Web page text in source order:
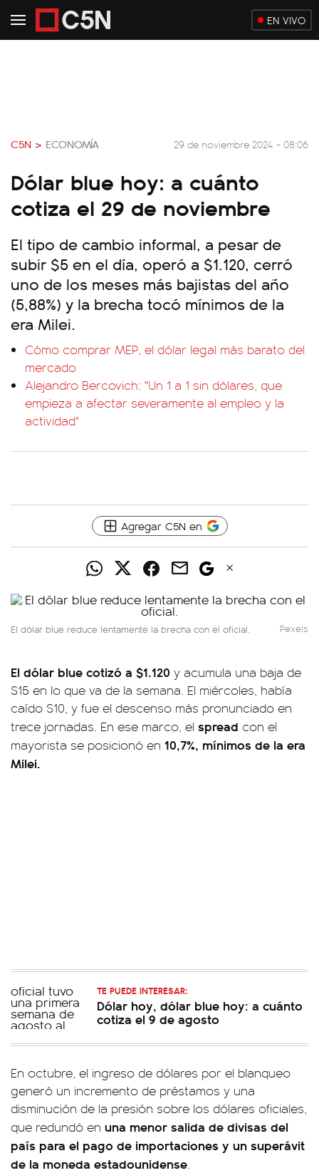
EN VIVO
C5N > ECONOMÍA 29 de noviembre 2024 - 08:06
Dólar blue hoy: a cuánto
cotiza el 29 de noviembre
El tipo de cambio informal, a pesar de
subir $5 en el día, operó a $1.120, cerró
uno de los meses más bajistas del año
(5,88%) y la brecha tocó mínimos de la
era Milei.
Cómo comprar MEP, el dólar legal más barato del
mercado
Alejandro Bercovich: "Un 1 a 1 sin dólares, que
empieza a afectar severamente al empleo y la
actividad"
Agregar C5N en
El dólar blue reduce lentamente la brecha con el oficial. Pexels
El dólar blue cotizó a $1.120 y acumula una baja de
$15 en lo que va de la semana. El miércoles, había
caído $10, y fue el descenso más pronunciado en
trece jornadas. En ese marco, el spread con el
mayorista se posicionó en 10,7%, mínimos de la era
Milei.
TE PUEDE INTERESAR:
Dólar hoy, dólar blue hoy: a cuánto
cotiza el 9 de agosto
En octubre, el ingreso de dólares por el blanqueo
generó un incremento de préstamos y una
disminución de la presión sobre los dólares oficiales,
que redundó en una menor salida de divisas del
país para el pago de importaciones y un superávit
de la moneda estadounidense.